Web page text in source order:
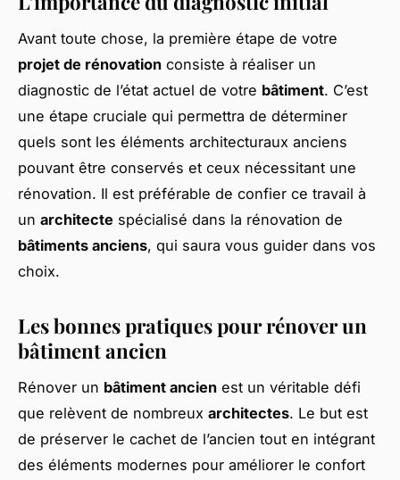
Avant toute chose, la première étape de votre
projet de rénovation consiste à réaliser un
diagnostic de l’état actuel de votre bâtiment. C’est
une étape cruciale qui permettra de déterminer
quels sont les éléments architecturaux anciens
pouvant être conservés et ceux nécessitant une
rénovation. Il est préférable de confier ce travail à
un architecte spécialisé dans la rénovation de
bâtiments anciens, qui saura vous guider dans vos
choix.
Les bonnes pratiques pour rénover un
bâtiment ancien
Rénover un bâtiment ancien est un véritable défi
que relèvent de nombreux architectes. Le but est
de préserver le cachet de l’ancien tout en intégrant
des éléments modernes pour améliorer le confort